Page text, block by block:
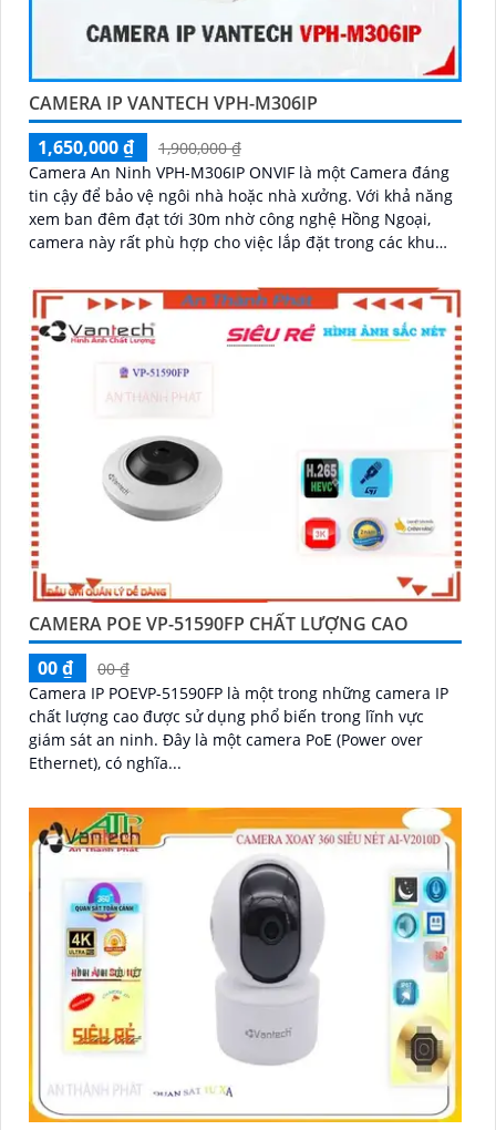
CAMERA IP VANTECH VPH-M306IP
1,650,000 ₫
1,900,000 ₫
Camera An Ninh VPH-M306IP ONVIF là một Camera đáng
tin cậy để bảo vệ ngôi nhà hoặc nhà xưởng. Với khả năng
xem ban đêm đạt tới 30m nhờ công nghệ Hồng Ngoại,
camera này rất phù hợp cho việc lắp đặt trong các khu
CAMERA POE VP-51590FP CHẤT LƯỢNG CAO
00 ₫
00 ₫
Camera IP POEVP-51590FP là một trong những camera IP
chất lượng cao được sử dụng phổ biến trong lĩnh vực
giám sát an ninh. Đây là một camera PoE (Power over
Ethernet), có nghĩa...